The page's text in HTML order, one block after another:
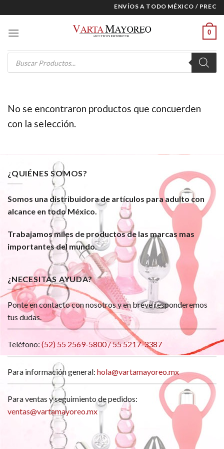
to
content
ENVÍOS A TODO MÉXICO /
0
Products
search
No se encontraron productos que concuerden
con la selección.
¿QUIÉNES SOMOS?
Somos una distribuidora de artículos para adulto con
alcance en todo México.
Trabajamos miles de productos de las marcas mas
importantes del mundo.
¿NECESITAS AYUDA?
Ponte en contacto con nosotros y en breve responderemos
tus dudas.
Teléfono: (52) 55 2569-5800 / 55 5217-3387
Para información general: hola@vartamayoreo.mx
Para ventas y seguimiento de pedidos:
ventas@vartamayoreo.mx